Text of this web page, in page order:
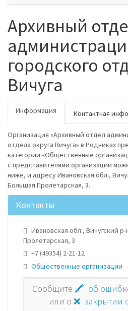
Архивный
городского
Вичуга
Информация Контактная
Организация «Архивный отдел
отдела округа Вичуга» в Родниках
категории «Общественные
с представителями организации
ниже, и адресу Ивановская обл.,
Большая Пролетарская, 3.
Контакты
Ивановская обл., Вичугский
Пролетарская, 3
+7 (49354) 2-21-12
Общественные организации
Сообщите 🖍 об
или о ❌ закрытии